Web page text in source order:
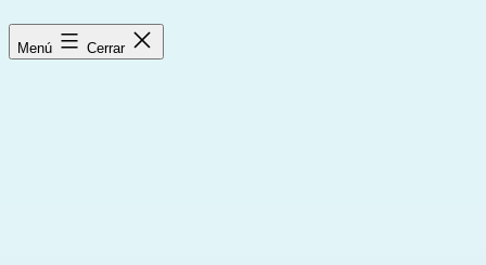
Menú Cerrar